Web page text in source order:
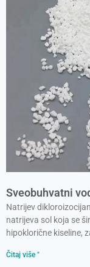
Sveobuhvatni
Natrijev
natrijeva sol koja se
hipoklorične kiseline,
Čitaj više "